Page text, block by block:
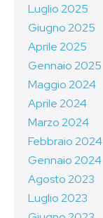
Luglio 2025
Giugno 2025
Aprile 2025
Gennaio 2025
Maggio 2024
Aprile 2024
Marzo 2024
Febbraio 2024
Gennaio 2024
Agosto 2023
Luglio 2023